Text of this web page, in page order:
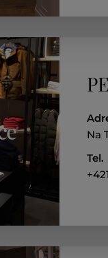
Na
Tel.